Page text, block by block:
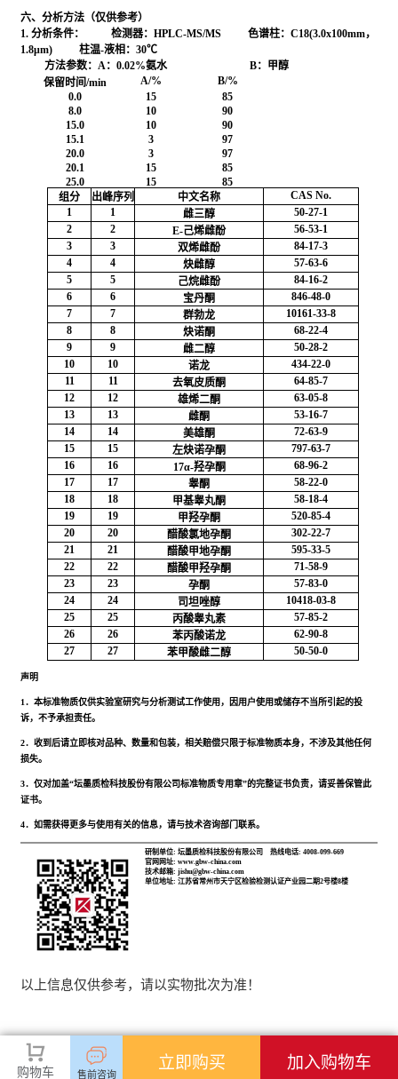
六、分析方法（仅供参考）
1. 分析条件：
检测器：HPLC-MS/MS 色谱柱：C18(3.0x100mm，
1.8μm) 柱温-液相：30℃
方法参数：A：0.02%氨水 B：甲醇
保留时间/min
A/%
B/%
0.0
15
85
8.0
10
90
15.0
10
90
15.1
3
97
20.0
3
97
20.1
15
85
25.0
15
85
组分
出峰序列 中文名称
CAS No.
1
1 雌三醇
50-27-1
2
2 E-己烯雌酚
56-53-1
3
3 双烯雌酚
84-17-3
4
4 炔雌醇
57-63-6
5
5 己烷雌酚
84-16-2
6
6 宝丹酮
846-48-0
7
7 群勃龙
10161-33-8
8
8 炔诺酮
68-22-4
9
9 雌二醇
50-28-2
10
10 诺龙
434-22-0
11
11 去氧皮质酮
64-85-7
12
12 雄烯二酮
63-05-8
13
13 雌酮
53-16-7
14
14 美雄酮
72-63-9
15
15 左炔诺孕酮
797-63-7
16
16 17α-羟孕酮
68-96-2
17
17 睾酮
58-22-0
18
18 甲基睾丸酮
58-18-4
19
19 甲羟孕酮
520-85-4
20
20 醋酸氯地孕酮
302-22-7
21
21 醋酸甲地孕酮
595-33-5
22
22 醋酸甲羟孕酮
71-58-9
23
23 孕酮
57-83-0
24
24 司坦唑醇
10418-03-8
25
25 丙酸睾丸素
57-85-2
26
26 苯丙酸诺龙
62-90-8
27
27 苯甲酸雌二醇 50-50-0
声明
1．本标准物质仅供实验室研究与分析测试工作使用，因用户使用或储存不当所引起的投
诉，不予承担责任。
2．收到后请立即核对品种、数量和包装，相关赔偿只限于标准物质本身，不涉及其他任何
损失。
3．仅对加盖“坛墨质检科技股份有限公司标准物质专用章”的完整证书负责，请妥善保管此
证书。
4．如需获得更多与使用有关的信息，请与技术咨询部门联系。
研制单位: 坛墨质检科技股份有限公司
热线电话: 4008-099-669
官网网址: www.gbw-china.com
技术邮箱: jishu@gbw-china.com
单位地址: 江苏省常州市天宁区检验检测认证产业园二期2号楼8楼
以上信息仅供参考，请以实物批次为准！
购物车 售前咨询
立即购买 加入购物车